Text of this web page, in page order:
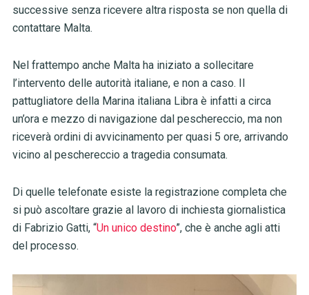
successive senza ricevere altra risposta se non quella di
contattare Malta.
Nel frattempo anche Malta ha iniziato a sollecitare
l’intervento delle autorità italiane, e non a caso. Il
pattugliatore della Marina italiana Libra è infatti a circa
un’ora e mezzo di navigazione dal peschereccio, ma non
riceverà ordini di avvicinamento per quasi 5 ore, arrivando
vicino al peschereccio a tragedia consumata.
Di quelle telefonate esiste la registrazione completa che
si può ascoltare grazie al lavoro di inchiesta giornalistica
di Fabrizio Gatti, “Un unico destino”, che è anche agli atti
del processo.